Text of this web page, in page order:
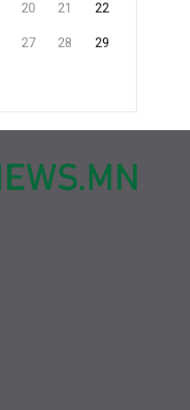
20 21 22
27 28 29